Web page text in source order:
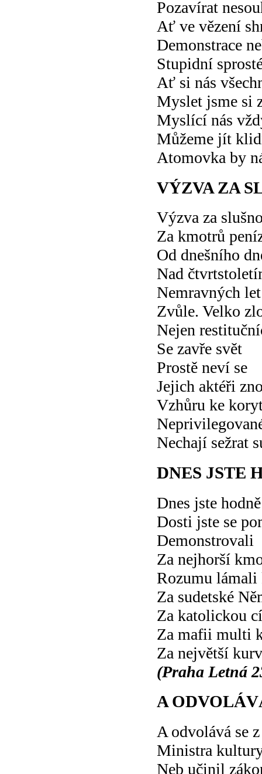
Pozavírat
Ať ve vězení
Demonstrace
Stupidní
Ať si nás
Myslet jsme si
Myslící nás
Můžeme jít
Atomovka by
VÝZVA ZA
Výzva za
Za kmotrů
Od dnešního
Nad
Nemravných let
Zvůle. Velko
Nejen
Se zavře svět
Prostě neví se
Jejich aktéři
Vzhůru ke
Nechají sežrat
DNES JSTE
Dnes jste
Dosti jste se
Demonstrovali
Za nejhorší
Rozumu lámali
Za sudetské
Za katolickou
Za mafii multi
Za největší
(Praha Letná
A
A odvolává se
Ministra
Neb učinil